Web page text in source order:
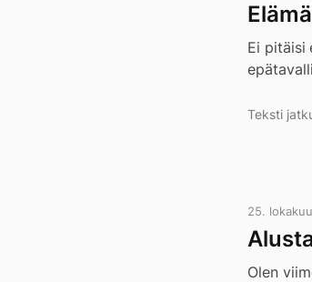
Ei pitäisi
Teksti
25.
Olen